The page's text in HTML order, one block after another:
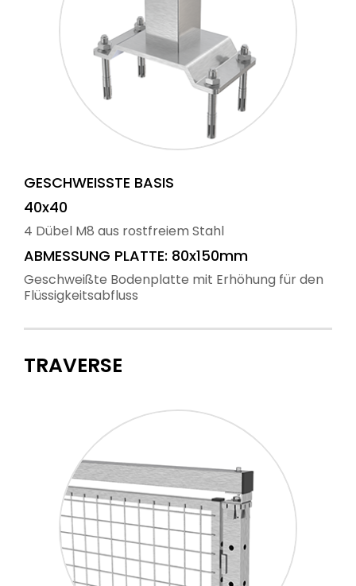
GESCHWEISSTE BASIS
40x40
4 Dübel M8 aus rostfreiem Stahl
ABMESSUNG PLATTE: 80x150mm
Geschweißte Bodenplatte mit Erhöhung für den
Flüssigkeitsabfluss
TRAVERSE